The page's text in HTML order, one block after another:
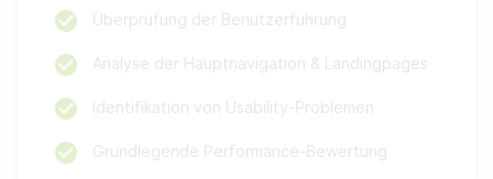
Überprüfung der Benutzerführung
Analyse der Hauptnavigation & Landingpages
Identifikation von Usability-Problemen
Grundlegende Performance-Bewertung